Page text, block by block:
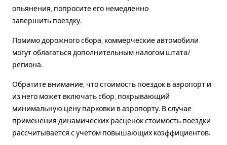
опьянения, попросите его немедленно
завершить поездку.
Помимо дорожного сбора, коммерческие автомобили
могут облагаться дополнительным налогом штата/
региона.
Обратите внимание, что стоимость поездок в аэропорт и
из него может включать сбор, покрывающий
минимальную цену парковки в аэропорту. В случае
применения динамических расценок стоимость поездки
рассчитывается с учетом повышающих коэффициентов.